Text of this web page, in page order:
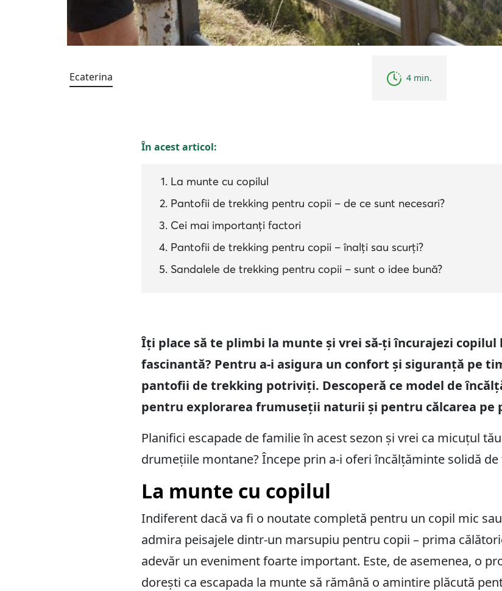
Ecaterina 4 min.
În acest articol:
La munte cu copilul
Pantofii de trekking pentru copii – de ce sunt necesari?
Cei mai importanți factori
Pantofii de trekking pentru copii – înalți sau scurți?
Sandalele de trekking pentru copii – sunt o idee bună?
Îți place să te plimbi la munte și vrei să-ți încurajezi copilul
fascinantă? Pentru a-i asigura un confort și siguranță pe
pantofii de trekking potriviți. Descoperă ce model de
pentru explorarea frumuseții naturii și pentru călcarea pe
Planifici escapade de familie în acest sezon și vrei ca micuțul
drumețiile montane? Începe prin a-i oferi încălțăminte solidă
La munte cu copilul
Indiferent dacă va fi o noutate completă pentru un copil mic
admira peisajele dintr-un marsupiu pentru copii – prima
adevăr un eveniment foarte important. Este, de asemenea, o
dorești ca escapada la munte să rămână o amintire plăcută